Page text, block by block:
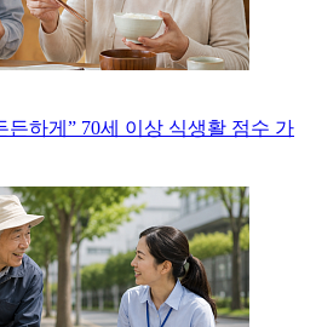
든하게” 70세 이상 식생활 점수 가